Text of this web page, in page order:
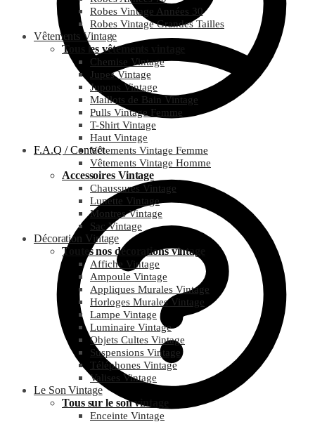
F.A.Q / Contact
Robes Vintage Années 30
Robes Vintage Grandes Tailles
Vêtements Vintage
Tous les vêtements vintage
Chemise Vintage
Jupes Vintage
Jupons Vintage
Maillots de Bain Vintage
Pulls Vintage Femme
T-Shirt Vintage
Haut Vintage
Vêtements Vintage Femme
Vêtements Vintage Homme
Accessoires Vintage
Chaussures Vintage
Lunette Vintage
Montres Vintage
Sac Vintage
Décoration Vintage
Toutes nos décorations vintage
Affiche Vintage
Ampoule Vintage
Appliques Murales Vintage
Horloges Murales Vintage
Lampe Vintage
Luminaire Vintage
Objets Cultes Vintage
Suspensions Vintage
Téléphones Vintage
Valises Vintage
Le Son Vintage
Tous sur le son vintage
Enceinte Vintage